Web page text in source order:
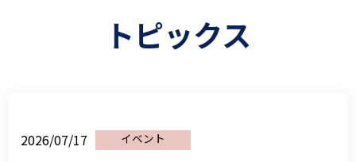
トピックス
2026/07/17 イベント